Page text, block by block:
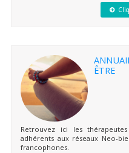
ÊTRE
Retrouvez ici les
adhérents aux réseaux Neo-
francophones.